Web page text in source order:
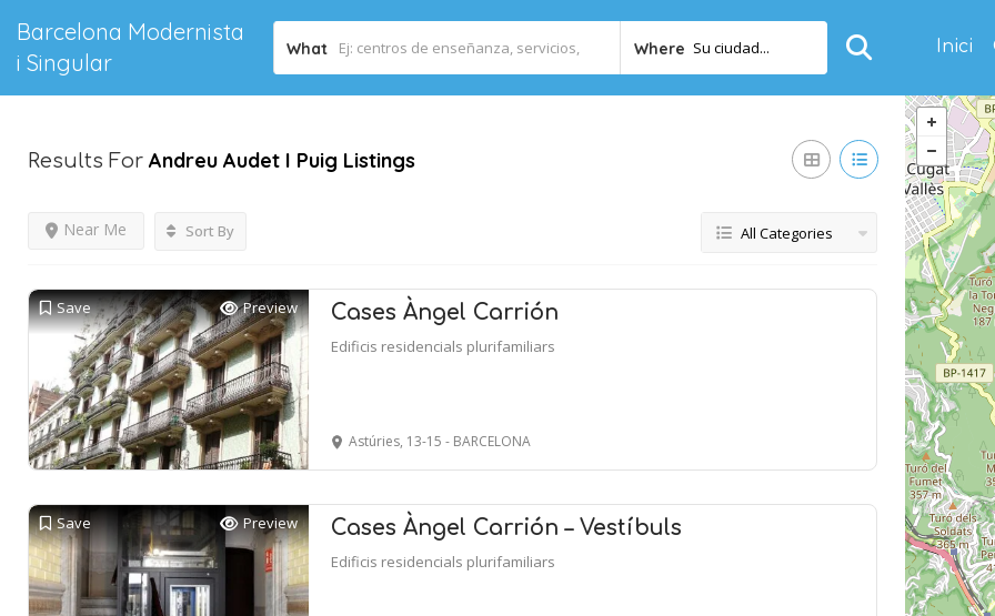
Barcelona Modernista
i Singular
What Where Su ciudad... Inici
Results For Andreu Audet I Puig Listings
Near Me Sort By All Categories
Save Preview Cases Àngel Carrión
Edificis residencials plurifamiliars
Astúries, 13-15 - BARCELONA
Save Preview Cases Àngel Carrión – Vestíbuls
Edificis residencials plurifamiliars